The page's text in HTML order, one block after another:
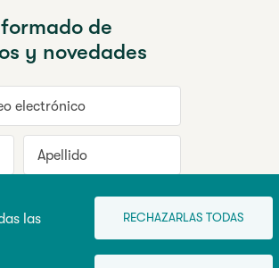
las
RECHAZARLAS TODAS
de
y novedades
electrónico
Apellido